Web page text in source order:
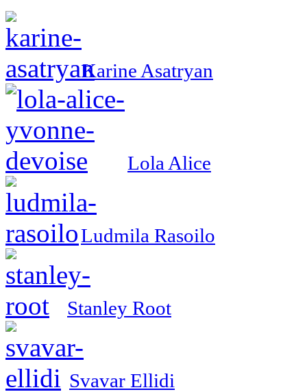
Karine Asatryan
Lola Alice
Ludmila Rasoilo
Stanley Root
Svavar Ellidi